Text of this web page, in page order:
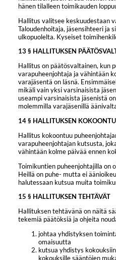
hänen tilalleen toimikauden
Hallitus valitsee keskuudestaan
Taloudenhoitaja, jäsensihteeri ja
ulkopuolelta. Kyseiset
13 § HALLITUKSEN
Hallitus on päätösvaltainen, kun
varapuheenjohtaja ja vähintään
varajäsentä on läsnä.
mikäli vain yksi varsinaisista
useampi varsinaisista jäsenistä
molemmilla varajäsenillä
14 § HALLITUKSEN
Hallitus kokoontuu
varapuheenjohtajan kutsusta,
vähintään kolme päivää ennen
Toimikuntien puheenjohtajilla on
Heillä on puhe- mutta ei
halutessaan kutsua muita
15 § HALLITUKSEN TEHTÄVÄT
Hallituksen tehtävänä on näitä
tekemiä päätöksiä ja ohjeita
johtaa yhdistyksen
omaisuutta
kutsua yhdistys
kokouksille sääntöjen